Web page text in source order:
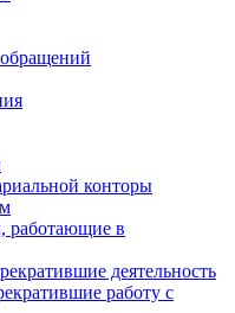
конторы
работающие в
деятельность
работу с